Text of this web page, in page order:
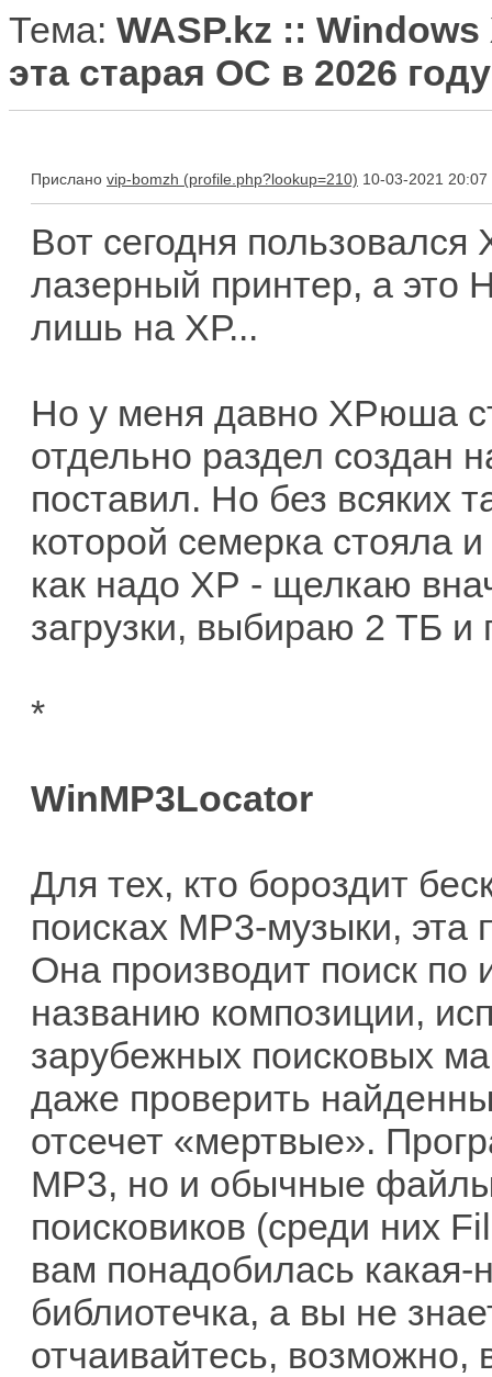
Тема: WASP.kz ::
эта старая ОС в 2026
Прислано vip-bomzh 10-03-2021 20:07
Вот сегодня
лазерный принтер, а это
лишь на ХР...
Но у меня давно ХРюша
отдельно раздел создан
поставил. Но без всяких
которой семерка стояла
как надо ХР - щелкаю
загрузки, выбираю 2 ТБ и
*
WinMP3Locator
Для тех, кто бороздит
поисках MP3-музыки,
Она производит поиск по
названию композиции,
зарубежных поисковых
даже проверить
отсечет «мертвые».
MP3, но и обычные
поисковиков (среди них
вам понадобилась какая-
библиотечка, а вы не
отчаивайтесь,